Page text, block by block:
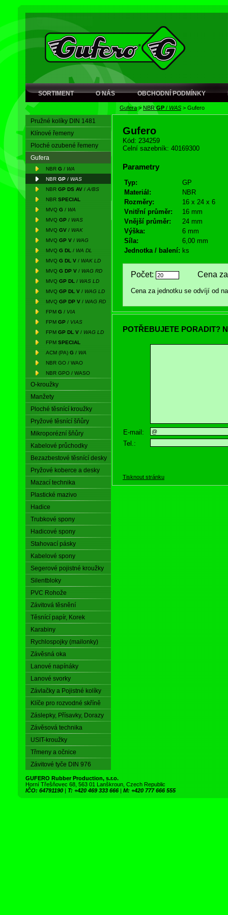
SORTIMENT O NÁS OBCHODNÍ PODMÍNKY
Gufera> NBRGP / WAS > Gufero
Pružné kolíky DIN 1481
Klínové řemeny
Ploché ozubené řemeny
Gufera
NBR G / WA
NBR GP / WAS
NBR GP DS AV / A/BS
NBR SPECIAL
MVQ G / WA
MVQ GP / WAS
MVQ GV / WAK
MVQ GP V / WAG
MVQ G DL / WA DL
MVQ G DL V / WAK LD
MVQ G DP V / WAG RD
MVQ GP DL / WAS LD
MVQ GP DL V / WAG LD
MVQ GP DP V / WAG RD
FPM G / VIA
FPM GP / VIAS
FPM GP DL V / WAG LD
FPM SPECIAL
ACM (PA) G / WA
NBR GO / WAO
NBR GPO / WASO
O-kroužky
Manžety
Ploché těsnící kroužky
Pryžové těsnící šňůry
Mikroporézní šňůry
Kabelové průchodky
Bezazbestové těsnící desky
Pryžové koberce a desky
Mazací technika
Plastické mazivo
Hadice
Trubkové spony
Hadicové spony
Stahovací pásky
Kabelové spony
Segerové pojistné kroužky
Silentbloky
PVC Rohože
Závitová těsnění
Těsnící papír, Korek
Karabiny
Rychlospojky (mailonky)
Závěsná oka
Lanové napínáky
Lanové svorky
Závlačky a Pojistné kolíky
Klíče pro rozvodné skříně
Záslepky, Přísavky, Dorazy
Závěsová technika
USIT-kroužky
Třmeny a očnice
Závitové tyče DIN 976
Gufero
Kód: 234259
Celní sazebník: 40169300
Parametry
Typ:
GP
Materiál:
NBR
Rozměry:
16 x 24 x 6
Vnitřní průměr:
16 mm
Vnější průměr:
24 mm
Výška:
6 mm
Síla:
6,00 mm
Jednotka / balení: ks
Počet: Cena za
Cena za jednotku se odvíjí od
POTŘEBUJETE PORADIT?
E-mail:
Tel.:
Tisknout stránku
GUFERO Rubber Production, s.r.o.
Horní Třešňovec 68, 563 01 Lanškroun, Czech Republic
IČO: 64791190 | T: +420 469 333 666 | M: +420 777 666 555